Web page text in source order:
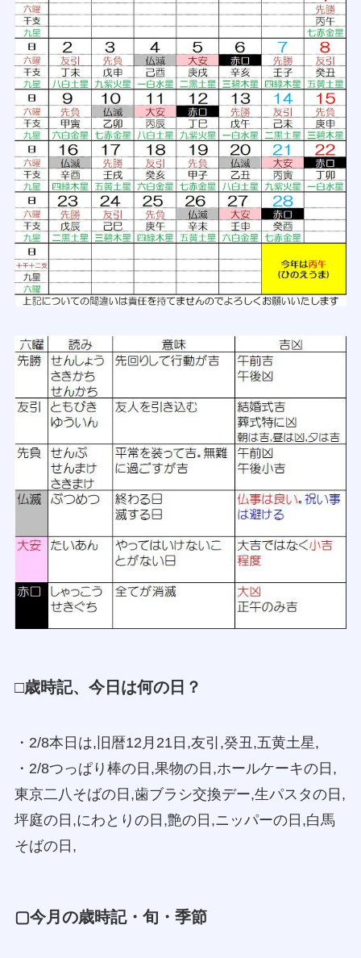
□歳時記、今日は何の日？
・2/8本日は,旧暦12月21日,友引,癸丑,五黄土星,
・2/8つっぱり棒の日,果物の日,ホールケーキの日,
東京二八そばの日,歯ブラシ交換デー,生パスタの日,
坪庭の日,にわとりの日,艶の日,ニッパーの日,白馬
そばの日,
▢今月の歳時記・旬・季節